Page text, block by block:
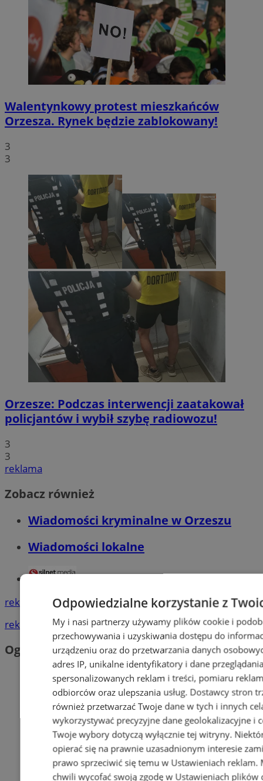
Walentynkowy protest mieszkańców
Orzesza. Rynek będzie zablokowany!
3
3
Orzesze: Podczas interwencji zaatakował
policjantów i wybił szybę radiowozu!
3
3
reklama
Zobacz również
Wiadomości kryminalne w Orzeszu
Wiadomości lokalne
reklama
reklama
Ogłoszenia
Odpowiedzialne korzystanie z
My i nasi partnerzy używamy plików cookie i
przechowywania i uzyskiwania dostępu do
urządzeniu oraz do przetwarzania danych
adres IP, unikalne identyfikatory i dane
spersonalizowanych reklam i treści, pomiaru
odbiorców oraz ulepszania usług. Dostawcy stron
również przetwarzać Twoje dane w tych i innych
wykorzystywać precyzyjne dane geolokalizacyjne i
Twoje wybory dotyczą wyłącznie tej witryny.
opierać się na prawnie uzasadnionym interesie
prawo sprzeciwić się temu w Ustawieniach reklam.
chwili wycofać swoją zgodę w Ustawieniach plików